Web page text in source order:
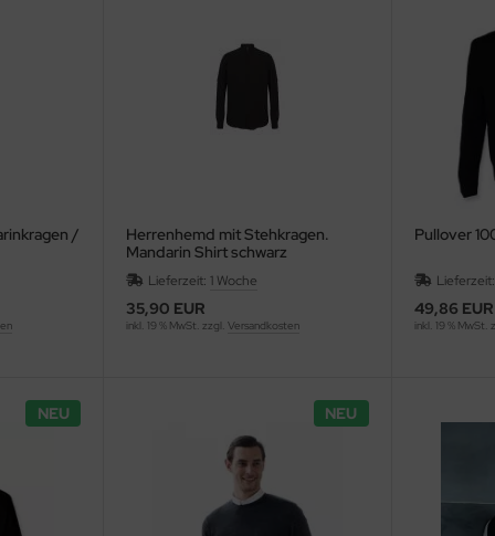
/
Herrenhemd mit Stehkragen.
Mandarin Shirt schwarz
Lieferzeit:1 Woche
35,90 EUR
inkl. 19 % MwSt. zzgl.Versandkosten
Pullover
49,86 EUR
inkl. 19 % MwSt.
NEU NEU